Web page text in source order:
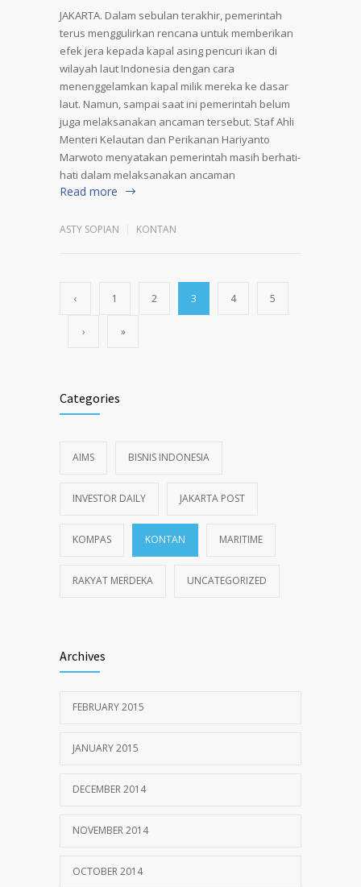
JAKARTA. Dalam sebulan terakhir, pemerintah
terus menggulirkan rencana untuk memberikan
efek jera kepada kapal asing pencuri ikan di
wilayah laut Indonesia dengan cara
menenggelamkan kapal milik mereka ke dasar
laut. Namun, sampai saat ini pemerintah belum
juga melaksanakan ancaman tersebut. Staf Ahli
Menteri Kelautan dan Perikanan Hariyanto
Marwoto menyatakan pemerintah masih berhati-
hati dalam melaksanakan ancaman
Read more
ASTY SOPIAN KONTAN
‹ 1 2 3 4 5
› »
Categories
AIMS BISNIS INDONESIA
INVESTOR DAILY JAKARTA POST
KOMPAS KONTAN MARITIME
RAKYAT MERDEKA UNCATEGORIZED
Archives
FEBRUARY 2015
JANUARY 2015
DECEMBER 2014
NOVEMBER 2014
OCTOBER 2014